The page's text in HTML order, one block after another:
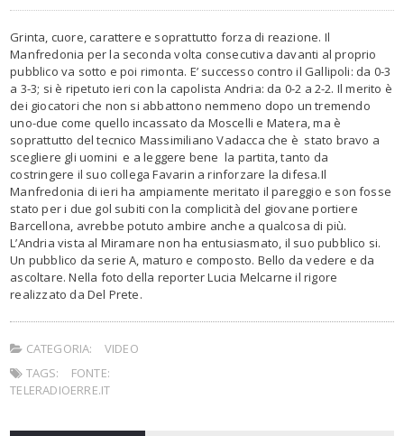
Grinta, cuore, carattere e soprattutto forza di reazione. Il
Manfredonia per la seconda volta consecutiva davanti al proprio
pubblico va sotto e poi rimonta. E’ successo contro il Gallipoli: da 0-3
a 3-3; si è ripetuto ieri con la capolista Andria: da 0-2 a 2-2. Il merito è
dei giocatori che non si abbattono nemmeno dopo un tremendo
uno-due come quello incassato da Moscelli e Matera, ma è
soprattutto del tecnico Massimiliano Vadacca che è stato bravo a
scegliere gli uomini e a leggere bene la partita, tanto da
costringere il suo collega Favarin a rinforzare la difesa.Il
Manfredonia di ieri ha ampiamente meritato il pareggio e son fosse
stato per i due gol subiti con la complicità del giovane portiere
Barcellona, avrebbe potuto ambire anche a qualcosa di più.
L’Andria vista al Miramare non ha entusiasmato, il suo pubblico si.
Un pubblico da serie A, maturo e composto. Bello da vedere e da
ascoltare. Nella foto della reporter Lucia Melcarne il rigore
realizzato da Del Prete.
CATEGORIA:
VIDEO
TAGS:
FONTE:
TELERADIOERRE.IT